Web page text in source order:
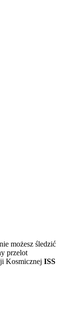
możesz śledzić
przelot
Kosmicznej ISS